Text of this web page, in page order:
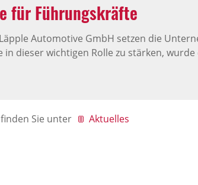
für Führungskräfte
Automotive GmbH setzen die
dieser wichtigen Rolle zu stärken,
Sie unter Aktuelles